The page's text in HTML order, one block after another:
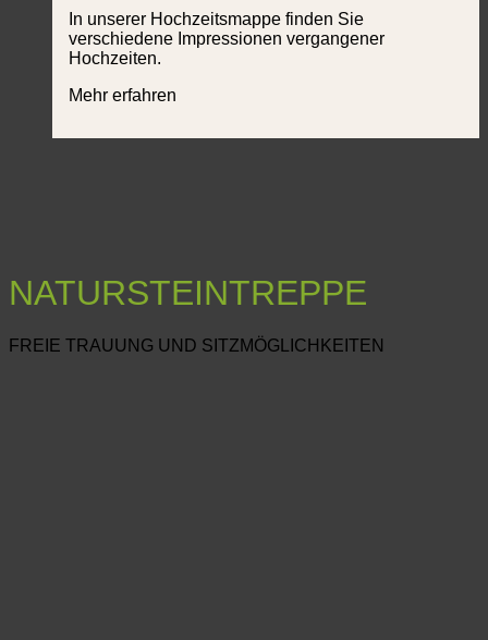
In unserer Hochzeitsmappe finden Sie
verschiedene Impressionen vergangener
Hochzeiten.
Mehr erfahren
NATURSTEINTREPPE
FREIE TRAUUNG UND SITZMÖGLICHKEITEN